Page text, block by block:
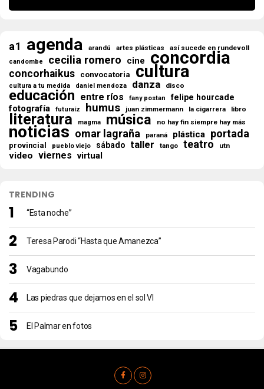
a1 agenda arandú artes plásticas así sucede en rundevoll
candombe cecilia romero cine concordia
concorhaikus convocatoria cultura
cultura a tu medida daniel mendoza danza disco
educación entre ríos fany postan felipe hourcade
fotografía futuraíz humus juan zimmermann la cigarrera libro
literatura magma música no hay fin siempre hay más
noticias omar lagraña paraná plástica portada
provincial pueblo viejo sábado taller tango teatro utn
video viernes virtual
TRENDING
“Esta noche”
Teresa Parodi “Hasta que Amanezca”
Vagabundo
Las piedras que dejamos en el sol VI
El Palmar en fotos